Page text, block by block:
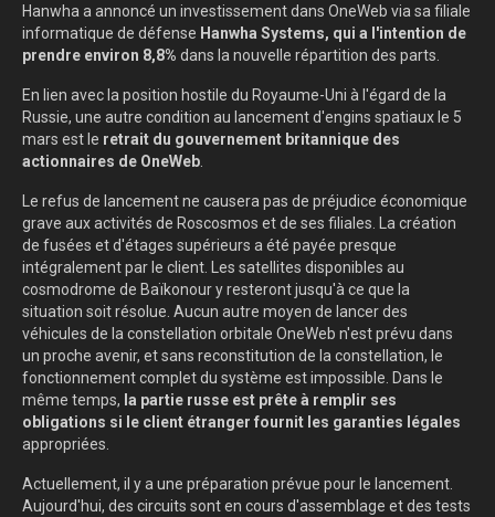
Hanwha a annoncé un investissement dans OneWeb via sa filiale
informatique de défense Hanwha Systems, qui a l'intention de
prendre environ 8,8% dans la nouvelle répartition des parts.
En lien avec la position hostile du Royaume-Uni à l'égard de la
Russie, une autre condition au lancement d'engins spatiaux le 5
mars est le retrait du gouvernement britannique des
actionnaires de OneWeb.
Le refus de lancement ne causera pas de préjudice économique
grave aux activités de Roscosmos et de ses filiales. La création
de fusées et d'étages supérieurs a été payée presque
intégralement par le client. Les satellites disponibles au
cosmodrome de Baïkonour y resteront jusqu'à ce que la
situation soit résolue. Aucun autre moyen de lancer des
véhicules de la constellation orbitale OneWeb n'est prévu dans
un proche avenir, et sans reconstitution de la constellation, le
fonctionnement complet du système est impossible. Dans le
même temps, la partie russe est prête à remplir ses
obligations si le client étranger fournit les garanties légales
appropriées.
Actuellement, il y a une préparation prévue pour le lancement.
Aujourd'hui, des circuits sont en cours d'assemblage et des tests